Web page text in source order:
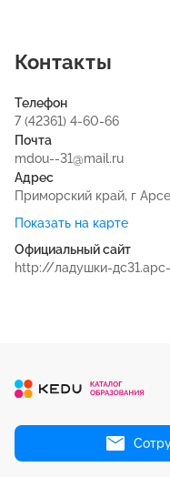
Контакты
Телефон
7 (42361) 4-60-66
Почта
mdou--31@mail.ru
Адрес
Приморский край, г
Показать на карте
Официальный сайт
http://ладушки-